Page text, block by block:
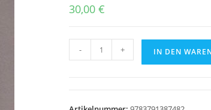
30,00€
of
Menge
- + IN DEN